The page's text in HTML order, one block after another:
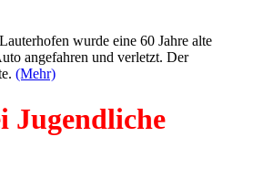
wurde eine 60 Jahre alte
angefahren und verletzt. Der
(Mehr)
Jugendliche